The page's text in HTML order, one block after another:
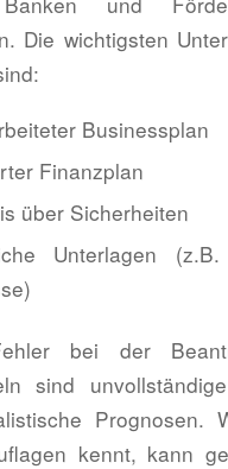
Die wichtigsten
Businessplan
Finanzplan
über Sicherheiten
Unterlagen
bei der
sind
Prognosen.
kennt, kann